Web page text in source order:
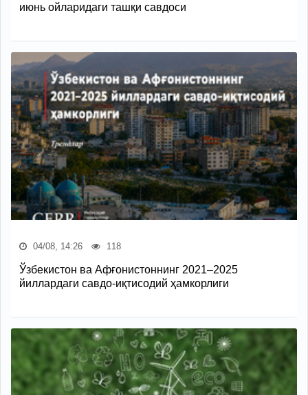
июнь ойларидаги ташқи савдоси
04/08, 14:26 118
Ўзбекистон ва Афғонистоннинг 2021–2025
йиллардаги савдо-иқтисодий ҳамкорлиги